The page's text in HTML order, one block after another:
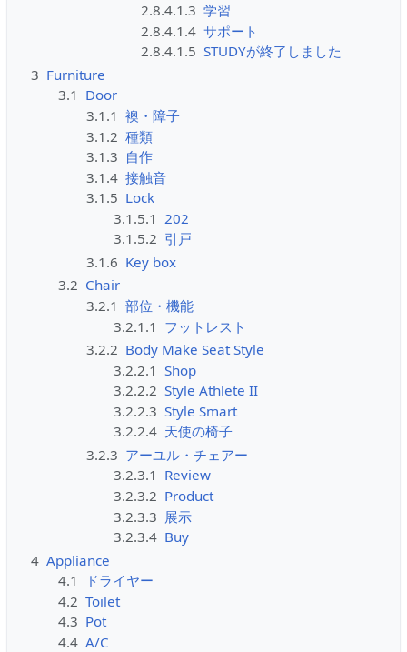
2.8.4.1.3 学習
2.8.4.1.4 サポート
2.8.4.1.5 STUDYが終了しました
3 Furniture
3.1 Door
3.1.1 襖・障子
3.1.2 種類
3.1.3 自作
3.1.4 接触音
3.1.5 Lock
3.1.5.1 202
3.1.5.2 引戸
3.1.6 Key box
3.2 Chair
3.2.1 部位・機能
3.2.1.1 フットレスト
3.2.2 Body Make Seat Style
3.2.2.1 Shop
3.2.2.2 Style Athlete II
3.2.2.3 Style Smart
3.2.2.4 天使の椅子
3.2.3 アーユル・チェアー
3.2.3.1 Review
3.2.3.2 Product
3.2.3.3 展示
3.2.3.4 Buy
4 Appliance
4.1
ドライヤー
4.2 Toilet
4.3 Pot
4.4 A/C